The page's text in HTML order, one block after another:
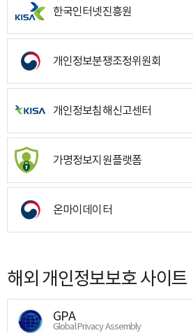
한국인터넷진흥원
개인정보분쟁조정위원회
개인정보침해신고센터
가명정보지원플랫폼
온마이데이터
해외 개인정보보호 사이트
GPA
Global Privacy Assembly